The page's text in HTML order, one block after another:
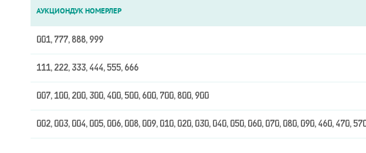
АУКЦИОНДУК НОМЕРЛЕР
001, 777, 888, 999
111, 222, 333, 444, 555, 666
007, 100, 200, 300, 400, 500, 600, 700, 800, 900
002, 003, 004, 005, 006, 008, 009, 010, 020, 030, 040, 050, 060, 070, 080, 090, 460, 470,